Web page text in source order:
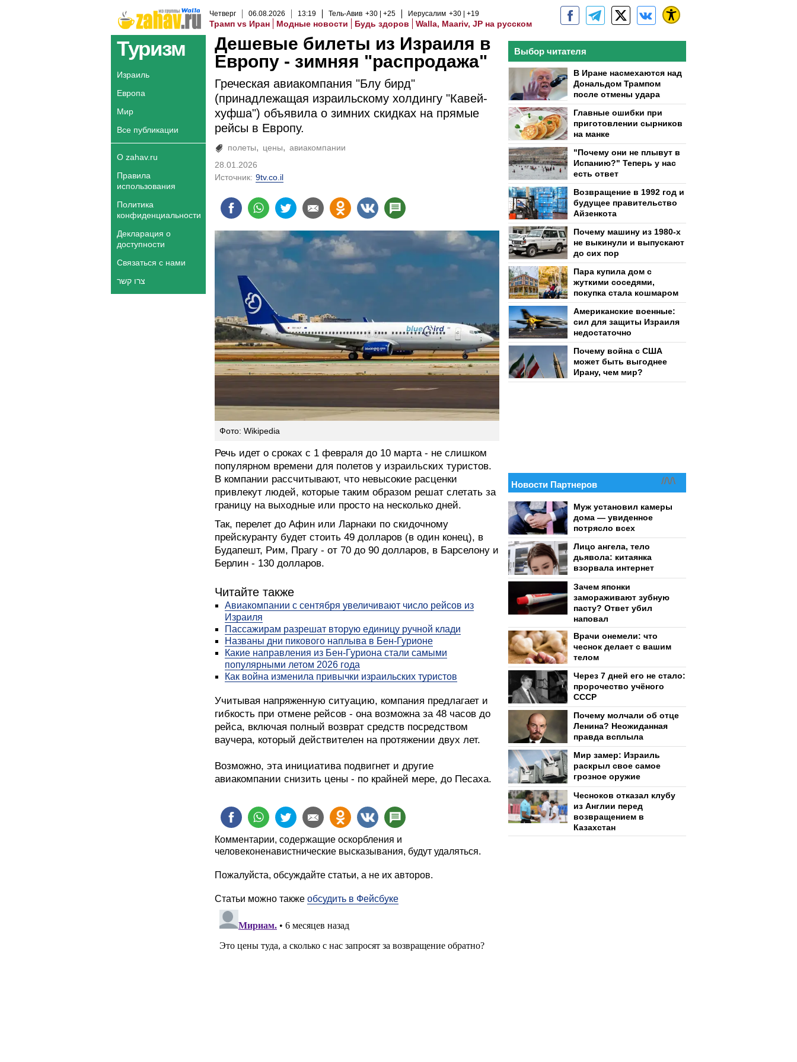
Четверг 06.08.2026 13:19 Тель-Авив +30 +25 Иерусалим +30 +19
Трамп vs Иран Модные новости Будь здоров Walla, Maariv, JP на русском
Туризм
Израиль
Европа
Мир
Все публикации
О zahav.ru
Правила
использования
Политика
конфиденциальности
Декларация о
доступности
Связаться с нами
צרו קשר
Дешевые билеты из Израиля в
Европу - зимняя "распродажа"
Греческая авиакомпания "Блу бирд"
(принадлежащая израильскому холдингу "Кавей-
хуфша") объявила о зимних скидках на прямые
рейсы в Европу.
полеты цены
авиакомпании
28.01.2026
Источник: 9tv.co.il
Фото: Wikipedia
Речь идет о сроках с 1 февраля до 10 марта - не слишком
популярном времени для полетов у израильских туристов.
В компании рассчитывают, что невысокие расценки
привлекут людей, которые таким образом решат слетать за
границу на выходные или просто на несколько дней.
Так, перелет до Афин или Ларнаки по скидочному
прейскуранту будет стоить 49 долларов (в один конец), в
Будапешт, Рим, Прагу - от 70 до 90 долларов, в Барселону и
Берлин - 130 долларов.
Читайте также
Авиакомпании с сентября увеличивают число рейсов из
Израиля
Пассажирам разрешат вторую единицу ручной клади
Названы дни пикового наплыва в Бен-Гурионе
Какие направления из Бен-Гуриона стали самыми
популярными летом 2026 года
Как война изменила привычки израильских туристов
Учитывая напряженную ситуацию, компания предлагает и
гибкость при отмене рейсов - она возможна за 48 часов до
рейса, включая полный возврат средств посредством
ваучера, который действителен на протяжении двух лет.
Возможно, эта инициатива подвигнет и другие
авиакомпании снизить цены - по крайней мере, до Песаха.
Комментарии, содержащие оскорбления и
человеконенавистнические высказывания, будут удаляться.
Пожалуйста, обсуждайте статьи, а не их авторов.
Статьи можно также обсудить в Фейсбуке
Выбор читателя
В Иране насмехаются над
Дональдом Трампом
после отмены удара
Главные ошибки при
приготовлении сырников
на манке
"Почему они не плывут в
Испанию?" Теперь у нас
есть ответ
Возвращение в 1992 год и
будущее правительство
Айзенкота
Почему машину из 1980-х
не выкинули и выпускают
до сих пор
Пара купила дом с
жуткими соседями,
покупка стала кошмаром
Американские военные:
сил для защиты Израиля
недостаточно
Почему война с США
может быть выгоднее
Ирану, чем мир?